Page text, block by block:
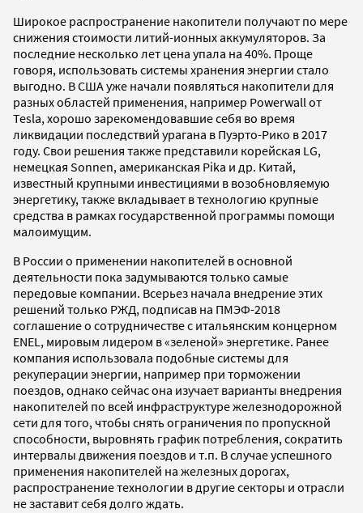
Широкое распространение накопители получают по мере
снижения стоимости литий-ионных аккумуляторов. За
последние несколько лет цена упала на 40%. Проще
говоря, использовать системы хранения энергии стало
выгодно. В США уже начали появляться накопители для
разных областей применения, например Powerwall от
Tesla, хорошо зарекомендовавшие себя во время
ликвидации последствий урагана в Пуэрто-Рико в 2017
году. Свои решения также представили корейская LG,
немецкая Sonnen, американская Pika и др. Китай,
известный крупными инвестициями в возобновляемую
энергетику, также вкладывает в технологию крупные
средства в рамках государственной программы помощи
малоимущим.
В России о применении накопителей в основной
деятельности пока задумываются только самые
передовые компании. Всерьез начала внедрение этих
решений только РЖД, подписав на ПМЭФ-2018
соглашение о сотрудничестве с итальянским концерном
ENEL, мировым лидером в «зеленой» энергетике. Ранее
компания использовала подобные системы для
рекуперации энергии, например при торможении
поездов, однако сейчас она изучает варианты внедрения
накопителей по всей инфраструктуре железнодорожной
сети для того, чтобы снять ограничения по пропускной
способности, выровнять график потребления, сократить
интервалы движения поездов и т.п. В случае успешного
применения накопителей на железных дорогах,
распространение технологии в другие секторы и отрасли
не заставит себя долго ждать.